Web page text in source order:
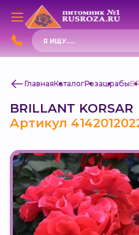
Поиск
товаров
ГлавнаяКаталогРозашрабы
BRILLANT KORSAR
Артикул